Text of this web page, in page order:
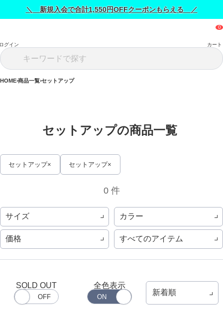
＼ 新規入会で合計1,550円OFFクーポンもらえる ／
グイン カート
HOME 商品一覧 セットアップ
セットアップの商品一覧
セットアップ セットアップ
0 件
サイズ カラー
価格 すべてのアイテム
SOLD OUT 全色表示